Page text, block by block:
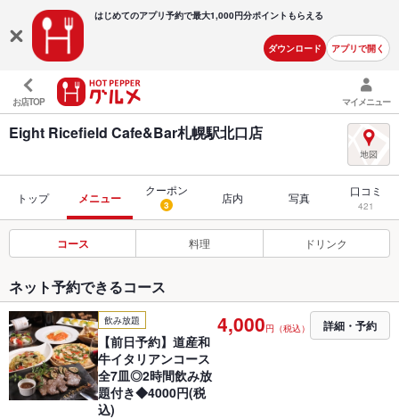
はじめてのアプリ予約で最大1,000円分ポイントもらえる
ダウンロード アプリで開く
お店TOP マイメニュー
Eight Ricefield Cafe&Bar札幌駅北口店
トップ メニュー
クーポン
3 店内 写真 口コミ
421
コース 料理 ドリンク
ネット予約できるコース
飲み放題
【前日予約】道産和
牛イタリアンコース
全7皿◎2時間飲み放
題付き◆4000円(税
込)
4,000円（税込） 詳細・予約